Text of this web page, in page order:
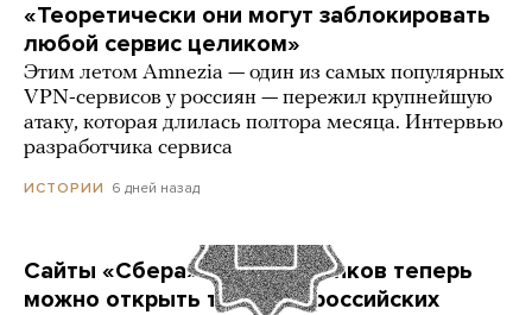
«Теоретически они могут заблокировать
любой сервис целиком»
Этим летом Amnezia — один из самых популярных
VPN-сервисов у россиян — пережил крупнейшую
атаку, которая длилась полтора месяца. Интервью
разработчика сервиса
ИСТОРИИ 6 дней назад
Сайты «Сбера» и других банков теперь
можно открыть только в российских